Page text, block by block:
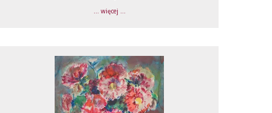
... więcej ...